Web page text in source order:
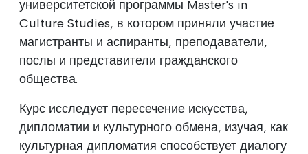
университетской программы Master's in
Culture Studies, в котором приняли участие
магистранты и аспиранты, преподаватели,
послы и представители гражданского
общества.
Курс исследует пересечение искусства,
дипломатии и культурного обмена, изучая, как
культурная дипломатия способствует диалогу